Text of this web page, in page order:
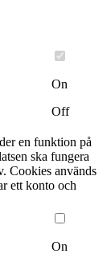
On
Off
en funktion på
ska fungera
Cookies används
ett konto och
On